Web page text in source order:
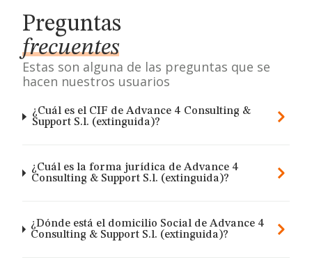
Preguntas
frecuentes
Estas son alguna de las preguntas que se
hacen nuestros usuarios
¿Cuál es el CIF de Advance 4 Consulting &
Support S.l. (extinguida)?
¿Cuál es la forma jurídica de Advance 4
Consulting & Support S.l. (extinguida)?
¿Dónde está el domicilio Social de Advance 4
Consulting & Support S.l. (extinguida)?